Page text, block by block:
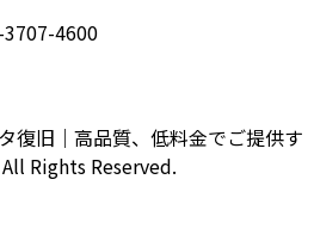
4600
復旧｜高品質、低料金でご提供す
Rights Reserved.